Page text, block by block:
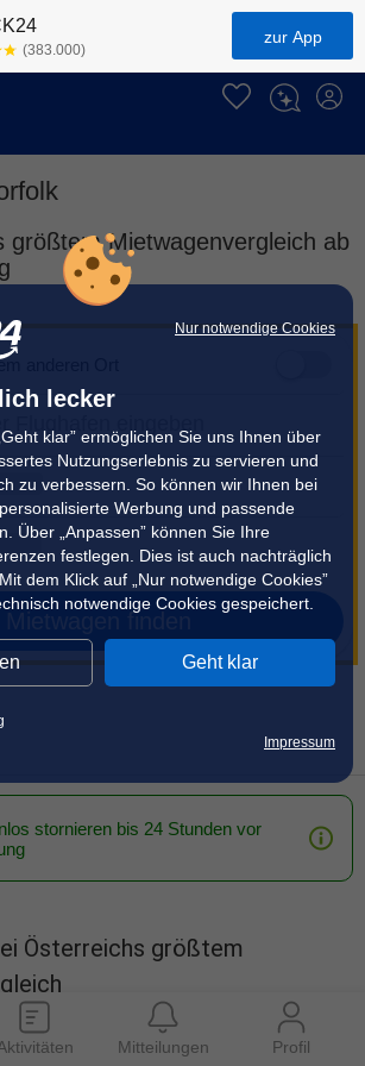
Nur notwendige Cookies
lecker
klar” ermöglichen Sie uns Ihnen über
Nutzungserlebnis zu servieren und
zu verbessern. So können wir Ihnen bei
Werbung und passende
Über „Anpassen” können Sie Ihre
festlegen. Dies ist auch nachträglich
dem Klick auf „Nur notwendige Cookies”
notwendige Cookies gespeichert.
Geht klar
Impressum
(383.000)
zur App
größtem Mietwagenvergleich ab
anderen Ort
Mietwagen finden
stornieren bis 24 Stunden vor
Österreichs größtem
% sparen Mitteilungen Profil